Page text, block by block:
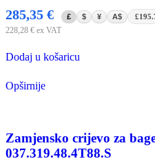
285,35 € £ $ ¥ A$
228,28 € ex VAT
Dodaj u košaricu
Opširnije
Zamjensko crijevo za
037.319.48.4T88.S